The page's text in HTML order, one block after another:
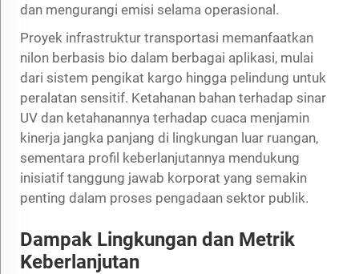
dan mengurangi emisi selama operasional.
Proyek infrastruktur transportasi memanfaatkan
nilon berbasis bio dalam berbagai aplikasi, mulai
dari sistem pengikat kargo hingga pelindung untuk
peralatan sensitif. Ketahanan bahan terhadap sinar
UV dan ketahanannya terhadap cuaca menjamin
kinerja jangka panjang di lingkungan luar ruangan,
sementara profil keberlanjutannya mendukung
inisiatif tanggung jawab korporat yang semakin
penting dalam proses pengadaan sektor publik.
Dampak Lingkungan dan Metrik
Keberlanjutan